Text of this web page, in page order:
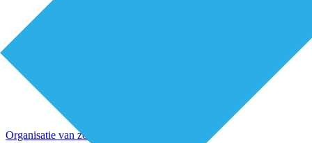
Organisatie van zorg